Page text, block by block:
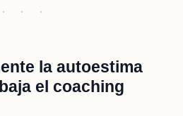
· · ·
la autoestima
el coaching